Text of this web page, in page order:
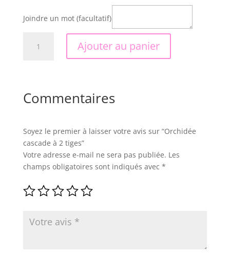
Joindre un mot (facultatif)
2
Ajouter au panier
Commentaires
Soyez le premier à laisser votre avis sur “Orchidée
cascade à 2 tiges”
Votre adresse e-mail ne sera pas publiée. Les
champs obligatoires sont indiqués avec *